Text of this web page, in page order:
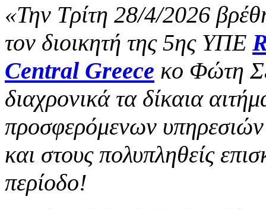
«Την Τρίτη 28/4/2026
τον διοικητή της 5ης ΥΠΕ
Central Greece κο Φώτη
διαχρονικά τα δίκαια
προσφερόμενων υπηρεσιών
και στους πολυπληθείς
περίοδο!